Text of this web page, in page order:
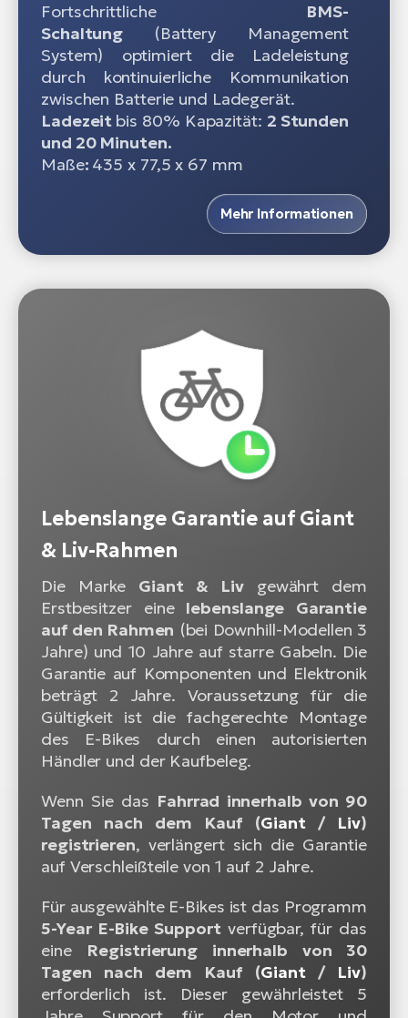
Fortschrittliche BMS-
Schaltung (Battery Management
System) optimiert die Ladeleistung
durch kontinuierliche Kommunikation
zwischen Batterie und Ladegerät.
Ladezeit bis 80% Kapazität: 2 Stunden
und 20 Minuten.
Maße: 435 x 77,5 x 67 mm
Mehr Informationen
Lebenslange Garantie auf Giant
& Liv-Rahmen
Die Marke Giant & Livgewährt dem
Erstbesitzer einelebenslange Garantie
auf den Rahmen (bei Downhill-Modellen 3
Jahre) und 10 Jahre auf starre Gabeln. Die
Garantie auf Komponenten und Elektronik
beträgt 2 Jahre. Voraussetzung für die
Gültigkeit ist die fachgerechte Montage
des E-Bikes durch einen autorisierten
Händler und der Kaufbeleg.
Wenn Sie das Fahrrad innerhalb von 90
Tagen nach dem Kauf (Giant/ Liv)
registrieren, verlängert sich die Garantie
auf Verschleißteile von 1 auf 2 Jahre.
Für ausgewählte E-Bikes ist das Programm
5-Year E-Bike Supportverfügbar, für das
eine Registrierung innerhalb von 30
Tagen nach dem Kauf (Giant/ Liv)
erforderlich ist. Dieser gewährleistet 5